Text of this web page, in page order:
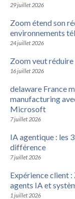
29 juillet 2026
Zoom étend son
environnements
24 juillet 2026
Zoom veut réduire
16 juillet 2026
delaware France
manufacturing
Microsoft
7 juillet 2026
IA agentique : les
différence
7 juillet 2026
Expérience client :
agents IA et
1 juillet 2026